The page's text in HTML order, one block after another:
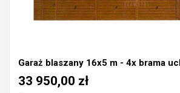
Garaż blaszany 16x5 m - 4x brama
33 950,00 zł